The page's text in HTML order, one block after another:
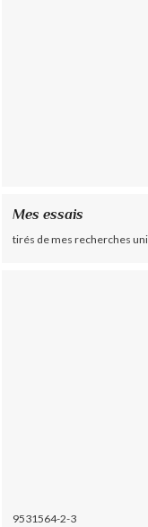
Mes essais
tirés de mes recherches
9531564-2-3